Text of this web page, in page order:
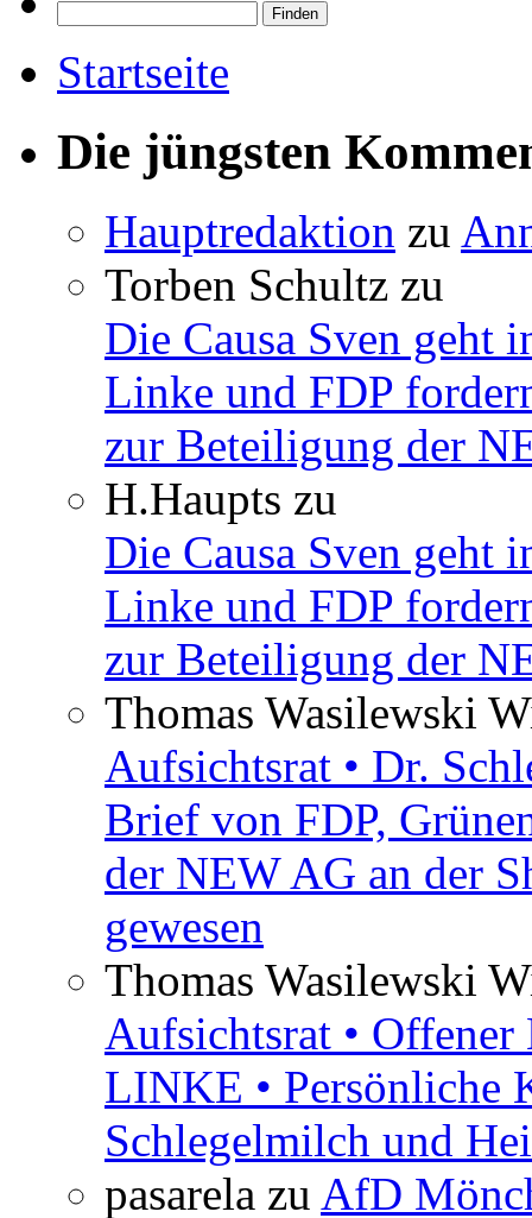
Startseite
Die jüngsten
Hauptredaktion zu
Torben Schultz zu
Die Causa Sven geht
Linke und FDP
zur Beteiligung der
H.Haupts zu
Die Causa Sven geht
Linke und FDP
zur Beteiligung der
Thomas Wasilewski
Aufsichtsrat • Dr.
Brief von FDP,
der NEW AG an der
gewesen
Thomas Wasilewski
Aufsichtsrat •
LINKE • Persönliche
Schlegelmilch und
pasarela zu AfD